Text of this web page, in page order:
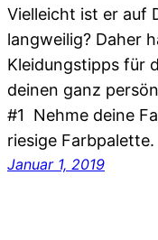
Vielleicht ist er auf
langweilig? Daher
Kleidungstipps für
deinen ganz
#1 Nehme deine
riesige
Januar 1, 2019